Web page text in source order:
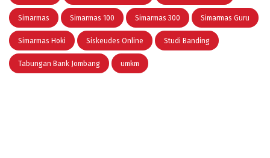
Simarmas Simarmas 100 Simarmas 300 Simarmas Guru
Simarmas Hoki Siskeudes Online Studi Banding
Tabungan Bank Jombang umkm